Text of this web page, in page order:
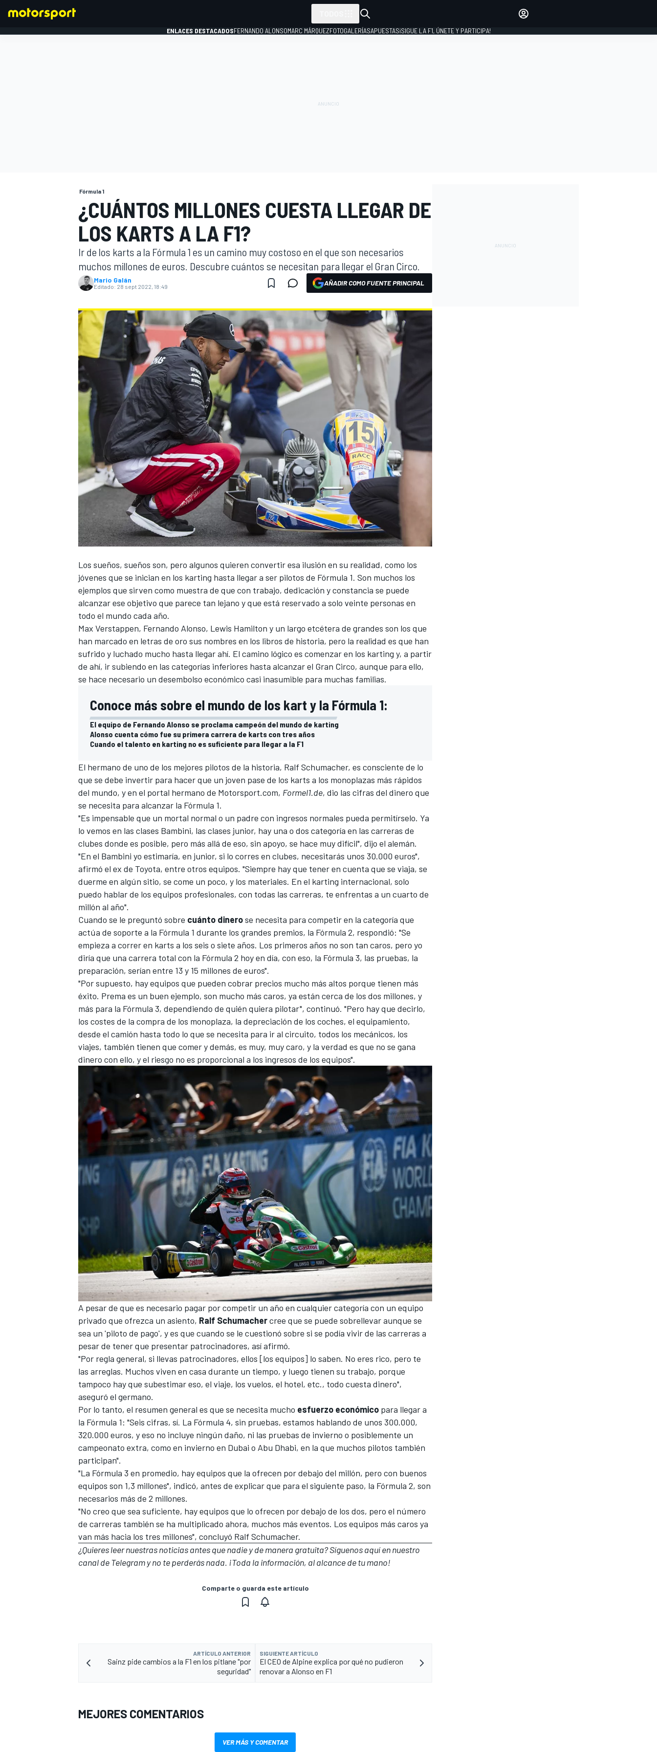
WEC FÓRMULA E
MÁS CATEGORÍAS
ENLACES DESTACADOSFERNANDO ALONSOMARC MÁRQUEZFOTOGALERÍASAPUESTAS¡SIGUE LA F1, ÚNETE Y PARTICIPA!
Fórmula 1
¿CUÁNTOS MILLONES CUESTA LLEGAR DE
LOS KARTS A LA F1?
Ir de los karts a la Fórmula 1 es un camino muy costoso en el que son necesarios
muchos millones de euros. Descubre cuántos se necesitan para llegar el Gran Circo.
Mario Galán
Editado: 28 sept 2022, 18:49 AÑADIR COMO FUENTE PRINCIPAL
Los sueños, sueños son, pero algunos quieren convertir esa ilusión en su realidad, como los
jóvenes que se inician en los karting hasta llegar a ser pilotos de Fórmula 1. Son muchos los
ejemplos que sirven como muestra de que con trabajo, dedicación y constancia se puede
alcanzar ese objetivo que parece tan lejano y que está reservado a solo veinte personas en
todo el mundo cada año.
Max Verstappen, Fernando Alonso, Lewis Hamilton y un largo etcétera de grandes son los que
han marcado en letras de oro sus nombres en los libros de historia, pero la realidad es que han
sufrido y luchado mucho hasta llegar ahí. El camino lógico es comenzar en los karting y, a partir
de ahí, ir subiendo en las categorías inferiores hasta alcanzar el Gran Circo, aunque para ello,
se hace necesario un desembolso económico casi inasumible para muchas familias.
Conoce más sobre el mundo de los kart y la Fórmula 1:
El equipo de Fernando Alonso se proclama campeón del mundo de karting
Alonso cuenta cómo fue su primera carrera de karts con tres años
Cuando el talento en karting no es suficiente para llegar a la F1
El hermano de uno de los mejores pilotos de la historia, Ralf Schumacher, es consciente de lo
que se debe invertir para hacer que un joven pase de los karts a los monoplazas más rápidos
del mundo, y en el portal hermano de Motorsport.com, Formel1.de, dio las cifras del dinero que
se necesita para alcanzar la Fórmula 1.
"Es impensable que un mortal normal o un padre con ingresos normales pueda permitírselo. Ya
lo vemos en las clases Bambini, las clases junior, hay una o dos categoría en las carreras de
clubes donde es posible, pero más allá de eso, sin apoyo, se hace muy difícil", dijo el alemán.
"En el Bambini yo estimaría, en junior, si lo corres en clubes, necesitarás unos 30.000 euros",
afirmó el ex de Toyota, entre otros equipos. "Siempre hay que tener en cuenta que se viaja, se
duerme en algún sitio, se come un poco, y los materiales. En el karting internacional, solo
puedo hablar de los equipos profesionales, con todas las carreras, te enfrentas a un cuarto de
millón al año".
Cuando se le preguntó sobre cuánto dinerose necesita para competir en la categoría que
actúa de soporte a la Fórmula 1 durante los grandes premios, la Fórmula 2, respondió: "Se
empieza a correr en karts a los seis o siete años. Los primeros años no son tan caros, pero yo
diría que una carrera total con la Fórmula 2 hoy en día, con eso, la Fórmula 3, las pruebas, la
preparación, serían entre 13 y 15 millones de euros".
"Por supuesto, hay equipos que pueden cobrar precios mucho más altos porque tienen más
éxito. Prema es un buen ejemplo, son mucho más caros, ya están cerca de los dos millones, y
más para la Fórmula 3, dependiendo de quién quiera pilotar", continuó. "Pero hay que decirlo,
los costes de la compra de los monoplaza, la depreciación de los coches, el equipamiento,
desde el camión hasta todo lo que se necesita para ir al circuito, todos los mecánicos, los
viajes, también tienen que comer y demás, es muy, muy caro, y la verdad es que no se gana
dinero con ello, y el riesgo no es proporcional a los ingresos de los equipos".
A pesar de que es necesario pagar por competir un año en cualquier categoría con un equipo
privado que ofrezca un asiento, Ralf Schumachercree que se puede sobrellevar aunque se
sea un 'piloto de pago', y es que cuando se le cuestionó sobre si se podía vivir de las carreras a
pesar de tener que presentar patrocinadores, así afirmó.
"Por regla general, si llevas patrocinadores, ellos [los equipos] lo saben. No eres rico, pero te
las arreglas. Muchos viven en casa durante un tiempo, y luego tienen su trabajo, porque
tampoco hay que subestimar eso, el viaje, los vuelos, el hotel, etc., todo cuesta dinero",
aseguró el germano.
Por lo tanto, el resumen general es que se necesita mucho esfuerzo económico para llegar a
la Fórmula 1: "Seis cifras, sí. La Fórmula 4, sin pruebas, estamos hablando de unos 300.000,
320.000 euros, y eso no incluye ningún daño, ni las pruebas de invierno o posiblemente un
campeonato extra, como en invierno en Dubai o Abu Dhabi, en la que muchos pilotos también
participan".
"La Fórmula 3 en promedio, hay equipos que la ofrecen por debajo del millón, pero con buenos
equipos son 1,3 millones", indicó, antes de explicar que para el siguiente paso, la Fórmula 2, son
necesarios más de 2 millones.
"No creo que sea suficiente, hay equipos que lo ofrecen por debajo de los dos, pero el número
de carreras también se ha multiplicado ahora, muchos más eventos. Los equipos más caros ya
van más hacia los tres millones", concluyó Ralf Schumacher.
¿Quieres leer nuestras noticias antes que nadie y de manera gratuita? Síguenosaquí en nuestro
canal de Telegramy no te perderás nada. ¡Toda la información, al alcance de tu mano!
Comparte o guarda este artículo
ARTÍCULO ANTERIOR
Sainz pide cambios a la F1 en los pitlane "por
seguridad"
SIGUIENTE ARTÍCULO
El CEO de Alpine explica por qué no pudieron
renovar a Alonso en F1
MEJORES COMENTARIOS
VER MÁS Y COMENTAR